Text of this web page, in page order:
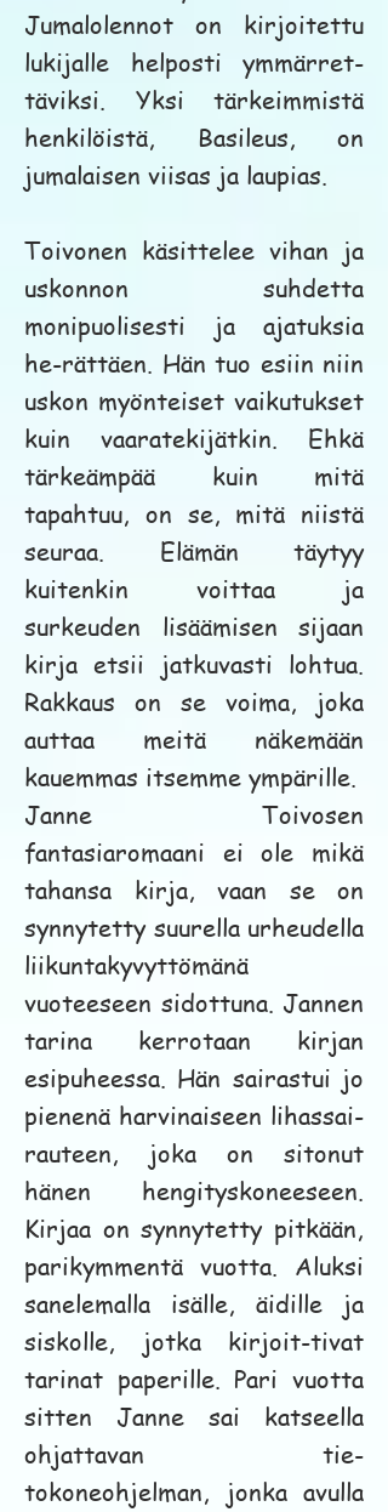
Jumalolennot on kirjoitettu
lukijalle helposti ymmärret-
täviksi. Yksi tärkeimmistä
henkilöistä, Basileus, on
jumalaisen viisas ja laupias.
Toivonen käsittelee vihan ja
uskonnon suhdetta
monipuolisesti ja ajatuksia
he-rättäen. Hän tuo esiin niin
uskon myönteiset vaikutukset
kuin vaaratekijätkin. Ehkä
tärkeämpää kuin mitä
tapahtuu, on se, mitä niistä
seuraa. Elämän täytyy
kuitenkin voittaa ja
surkeuden lisäämisen sijaan
kirja etsii jatkuvasti lohtua.
Rakkaus on se voima, joka
auttaa meitä näkemään
kauemmas itsemme ympärille.
Janne Toivosen
fantasiaromaani ei ole mikä
tahansa kirja, vaan se on
synnytetty suurella urheudella
liikuntakyvyttömänä
vuoteeseen sidottuna. Jannen
tarina kerrotaan kirjan
esipuheessa. Hän sairastui jo
pienenä harvinaiseen lihassai-
rauteen, joka on sitonut
hänen hengityskoneeseen.
Kirjaa on synnytetty pitkään,
parikymmentä vuotta. Aluksi
sanelemalla isälle, äidille ja
siskolle, jotka kirjoit-tivat
tarinat paperille. Pari vuotta
sitten Janne sai katseella
ohjattavan tie-
tokoneohjelman, jonka avulla